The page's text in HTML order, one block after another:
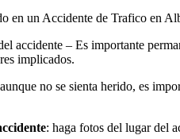
en un Accidente de Trafico en
accidente – Es importante
implicados.
no se sienta herido, es
: haga fotos del lugar del